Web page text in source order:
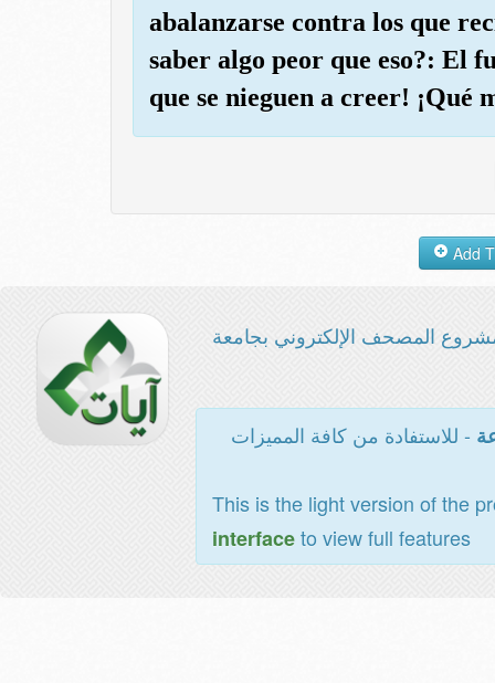
abalanzarse contra los que
saber algo peor que eso?: El
que se nieguen a creer! ¡Qué
المصحف الإلكتروني بجامعة
- للاستفادة من كافة المميزات
This is the light version of the
interfaceto view full features